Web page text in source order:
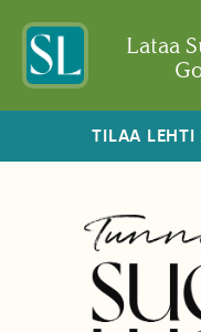
Lataa
TILAA LEHTI